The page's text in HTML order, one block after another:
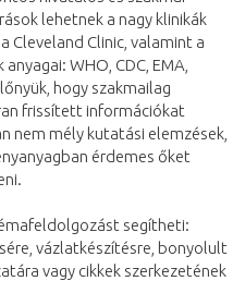
lehetnek a nagy klinikák
Cleveland Clinic, valamint a
WHO, CDC, EMA,
hogy szakmailag
frissített információkat
nem mély kutatási elemzések,
érdemes őket
segítheti:
vázlatkészítésre, bonyolult
vagy cikkek szerkezetének